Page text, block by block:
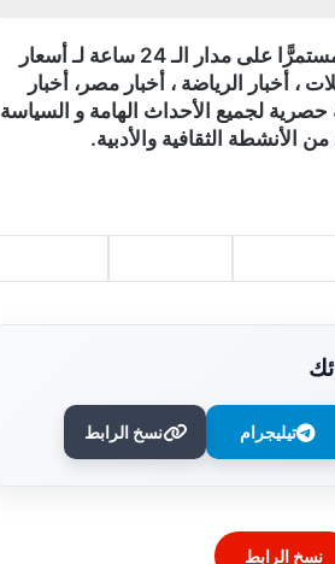
)، تغطية ورصدًا مستمرًّا على مدار الـ 24 ساعة لـ أسعار
، أخبار الرياضة ، أخبار مصر، أخبار
حصرية لجميع الأحداث الهامة و السياسة
الأنشطة الثقافية والأدبية.
تيليجرام نسخ الرابط
نسخ الرابط
مدينة نصر ومدير عيادة التأمين الصحي
بالفرع ويوجه بصرف مكافآت مالية تليق
بدورهن البطولي
برنامج أبطال المشروعات الصغيرة